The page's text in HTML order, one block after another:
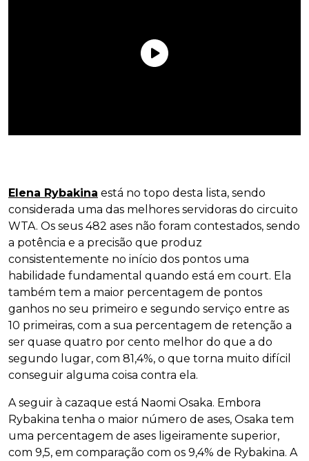
Elena Rybakina está no topo desta lista, sendo
considerada uma das melhores servidoras do circuito
WTA. Os seus 482 ases não foram contestados, sendo
a potência e a precisão que produz
consistentemente no início dos pontos uma
habilidade fundamental quando está em court. Ela
também tem a maior percentagem de pontos
ganhos no seu primeiro e segundo serviço entre as
10 primeiras, com a sua percentagem de retenção a
ser quase quatro por cento melhor do que a do
segundo lugar, com 81,4%, o que torna muito difícil
conseguir alguma coisa contra ela.
A seguir à cazaque está Naomi Osaka. Embora
Rybakina tenha o maior número de ases, Osaka tem
uma percentagem de ases ligeiramente superior,
com 9,5, em comparação com os 9,4% de Rybakina. A